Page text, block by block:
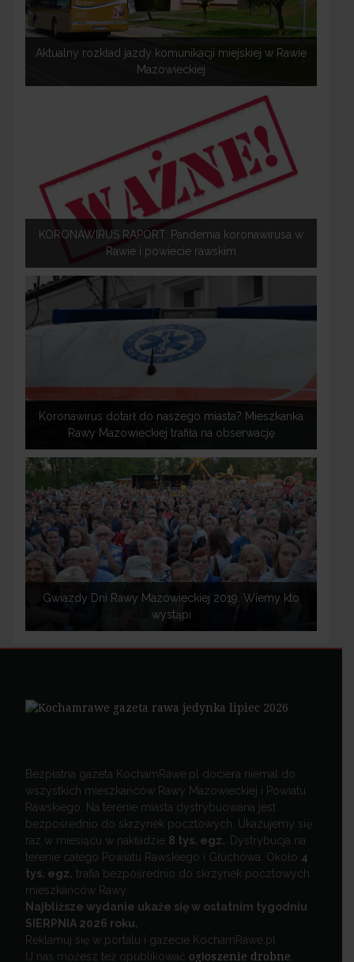
Aktualny rozkład jazdy komunikacji miejskiej w Rawie
Mazowieckiej
KORONAWIRUS RAPORT: Pandemia koronawirusa w
Rawie i powiecie rawskim
Koronawirus dotarł do naszego miasta? Mieszkanka
Rawy Mazowieckiej trafiła na obserwację
Gwiazdy Dni Rawy Mazowieckiej 2019. Wiemy kto
wystąpi
Bezpłatna gazeta KochamRawe.pl dociera niemal do
wszystkich mieszkańców Rawy Mazowieckiej i Powiatu
Rawskiego. Na terenie miasta dystrybuowana jest
bezpośrednio do skrzynek pocztowych. Ukazujemy się
raz w miesiącu w nakładzie 8 tys. egz. Dystrybucja na
terenie całego Powiatu Rawskiego i Głuchowa. Około 4
tys. egz. trafia bezpośrednio do skrzynek pocztowych
mieszkańców Rawy.
Najbliższe wydanie ukaże się w ostatnim tygodniu
SIERPNIA 2026 roku.
Reklamuj się w portalu i gazecie KochamRawe.pl
U nas możesz też opublikować ogłoszenie drobne